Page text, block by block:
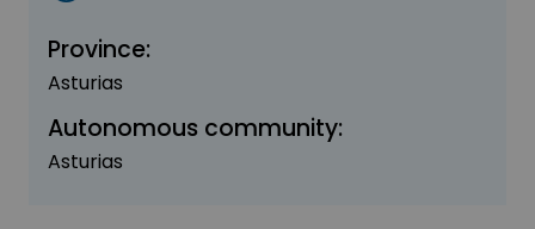
Province:
Asturias
Autonomous community:
Asturias